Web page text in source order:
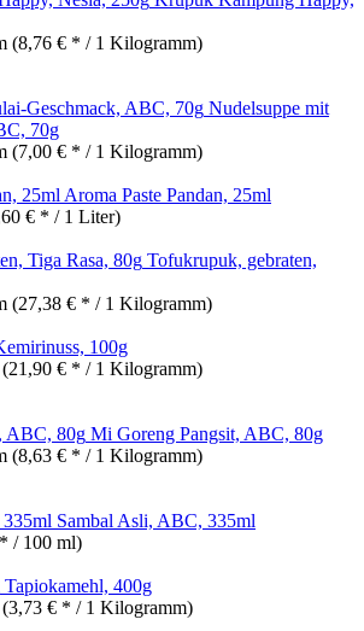
(8,76 € * / 1 Kilogramm)
Nudelsuppe mit
70g
(7,00 € * / 1 Kilogramm)
Aroma Paste Pandan, 25ml
€ * / 1 Liter)
Tofukrupuk, gebraten,
(27,38 € * / 1 Kilogramm)
100g
(21,90 € * / 1 Kilogramm)
Mi Goreng Pangsit, ABC, 80g
(8,63 € * / 1 Kilogramm)
Sambal Asli, ABC, 335ml
/ 100 ml)
Tapiokamehl, 400g
(3,73 € * / 1 Kilogramm)